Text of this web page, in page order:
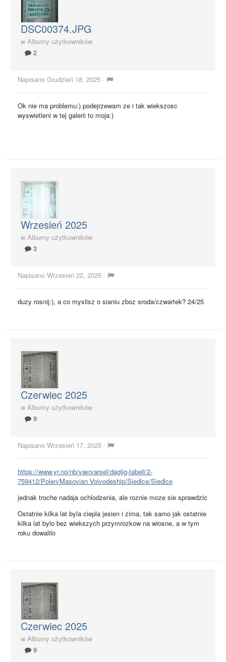
DSC00374.JPG
w Albumy użytkowników
2
Napisano Grudzień 18, 2025 ·
Ok nie ma problemu:) podejrzewam ze i tak wiekszosc
wyswietleni w tej galerii to moja:)
Wrzesień 2025
w Albumy użytkowników
3
Napisano Wrzesień 22, 2025 ·
duzy rosnij:), a co myslisz o sianiu zboz sroda/czwartek? 24/25
Czerwiec 2025
w Albumy użytkowników
9
Napisano Wrzesień 17, 2025 ·
https://www.yr.no/nb/værvarsel/daglig-tabell/2-
759412/Polen/Masovian Voivodeship/Siedlce/Siedlce
jednak troche nadaja ochlodzenia, ale roznie moze sie sprawdzic
Ostatnie kilka lat byla ciepla jesien i zima, tak samo jak ostatnie
kilka lat bylo bez wiekszych przymrozkow na wiosne, a w tym
roku dowalilo
Czerwiec 2025
w Albumy użytkowników
9